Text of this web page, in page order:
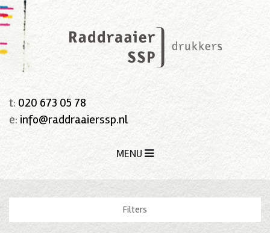
t: 020 673 05 78
e: info@raddraaierssp.nl
MENU
Filters